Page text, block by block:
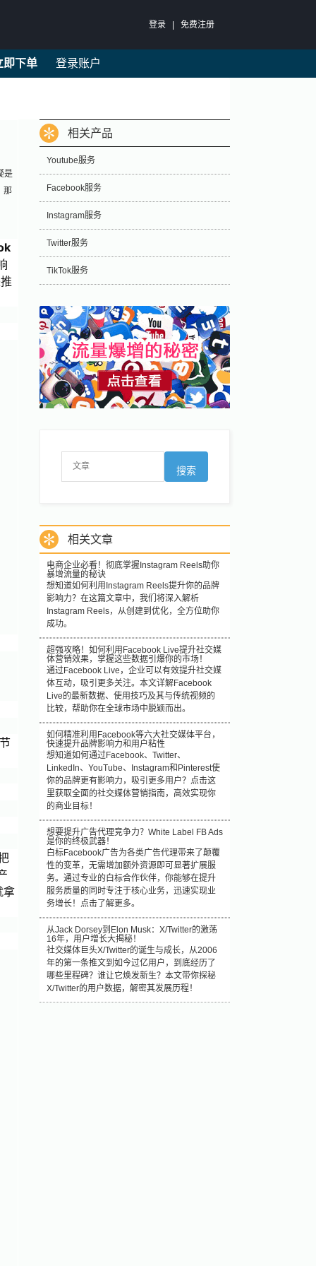
登录 免费注册
即下单 登录账户
是
那
拿
相关产品
Youtube服务
Facebook服务
Instagram服务
Twitter服务
TikTok服务
相关文章
电商企业必看！彻底掌握Instagram Reels助你
暴增流量的秘诀
想知道如何利用Instagram Reels提升你的品牌
影响力？在这篇文章中，我们将深入解析
Instagram Reels，从创建到优化，全方位助你
成功。
超强攻略！如何利用Facebook Live提升社交媒
体营销效果，掌握这些数据引爆你的市场！
通过Facebook Live，企业可以有效提升社交媒
体互动，吸引更多关注。本文详解Facebook
Live的最新数据、使用技巧及其与传统视频的
比较，帮助你在全球市场中脱颖而出。
如何精准利用Facebook等六大社交媒体平台，
快速提升品牌影响力和用户粘性
想知道如何通过Facebook、Twitter、
LinkedIn、YouTube、Instagram和Pinterest使
你的品牌更有影响力，吸引更多用户？点击这
里获取全面的社交媒体营销指南，高效实现你
的商业目标！
想要提升广告代理竞争力？White Label FB Ads
是你的终极武器！
白标Facebook广告为各类广告代理带来了颠覆
性的变革，无需增加额外资源即可显著扩展服
务。通过专业的白标合作伙伴，你能够在提升
服务质量的同时专注于核心业务，迅速实现业
务增长！点击了解更多。
从Jack Dorsey到Elon Musk：X/Twitter的激荡
16年，用户增长大揭秘！
社交媒体巨头X/Twitter的诞生与成长，从2006
年的第一条推文到如今过亿用户，到底经历了
哪些里程碑？谁让它焕发新生？本文带你探秘
X/Twitter的用户数据，解密其发展历程！